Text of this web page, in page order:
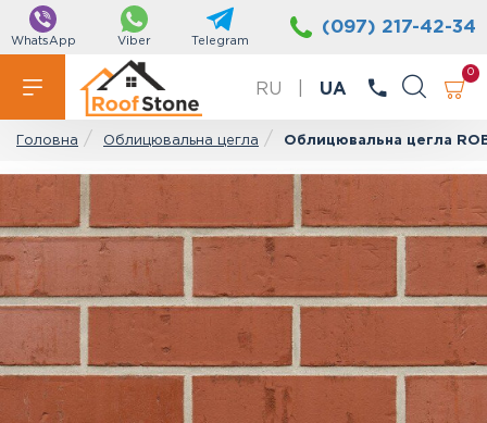
WhatsApp Viber Telegram
(097) 217-42-34
RU UA
0
Головна Облицювальна цегла Облицювальна цегла